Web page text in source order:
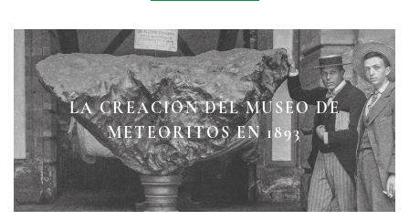
LA CREACIÓN DEL MUSEO DE
METEORITOS EN 1893
UN PENACHO PARA MÉXICO
MONJAS CORONADAS